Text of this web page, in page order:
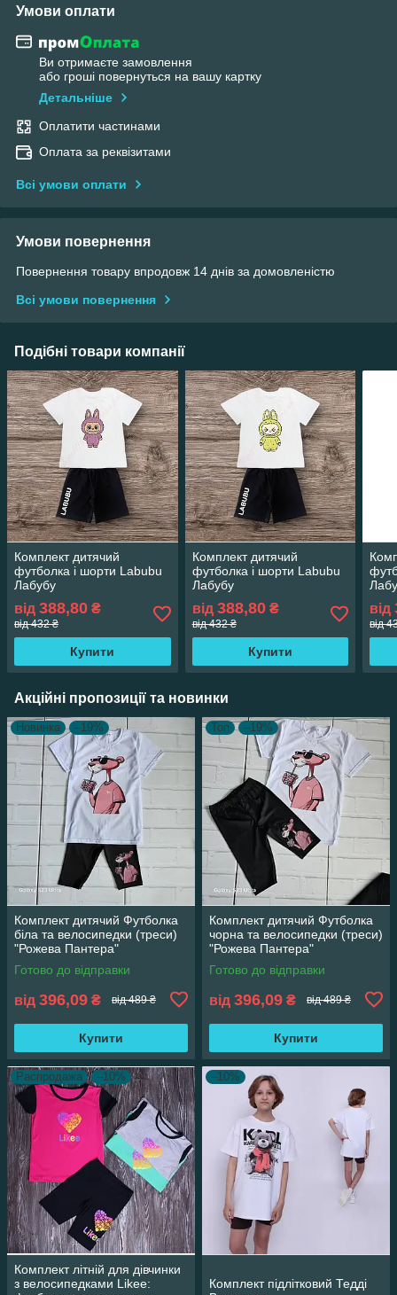
Умови оплати
Ви отримаєте замовлення
або гроші повернуться на вашу картку
Детальніше
Оплатити частинами
Оплата за реквізитами
Всі умови оплати
Умови повернення
Повернення товару впродовж 14 днів за домовленістю
Всі умови повернення
Подібні товари компанії
Комплект дитячий
футболка і шорти Labubu
Лабубу
від 388,80 ₴
від 432 ₴
Купити
Комплект дитячий
футболка і шорти Labubu
Лабубу
від 388,80₴
від 432 ₴
Купити
від
від
Акційні пропозиції та новинки
Новинка –19%
Комплект дитячий Футболка
біла та велосипедки (треси)
"Рожева Пантера"
Готово до відправки
від 396,09 ₴ від 489 ₴
Купити
Топ –19%
Комплект дитячий Футболка
чорна та велосипедки (треси)
"Рожева Пантера"
Готово до відправки
від 396,09 ₴ від 489 ₴
Купити
Распродажа –10%
Комплект літній для дівчинки
з велосипедками Likee:
–10%
Комплект підлітковий Тедді